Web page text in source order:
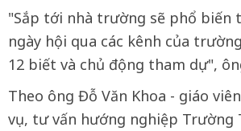
"Sắp tới nhà trường sẽ phổ biến
ngày hội qua các kênh của
12 biết và chủ động tham dự",
Theo ông Đỗ Văn Khoa - giáo
vụ, tư vấn hướng nghiệp Trường